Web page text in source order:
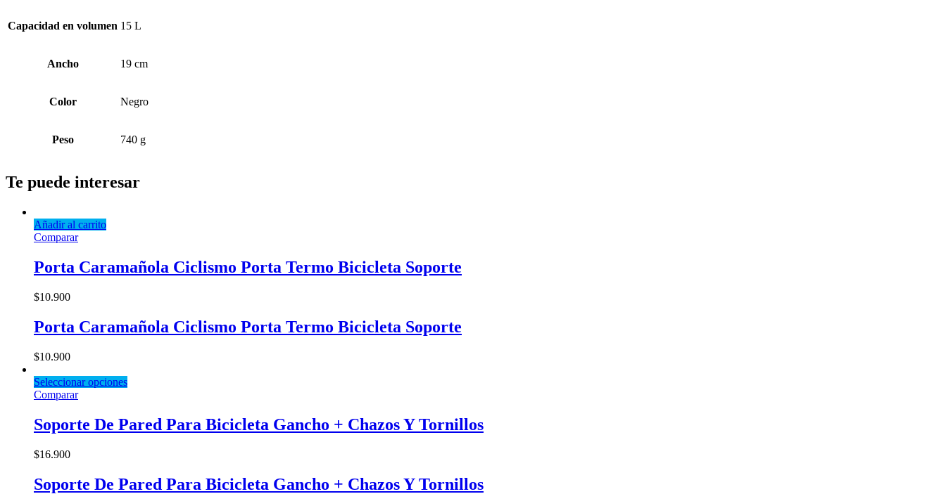
Capacidad en volumen 15 L
Ancho 19 cm
Color Negro
Peso 740 g
Te puede interesar
Añadir al carrito
Comparar
Porta Caramañola Ciclismo Porta Termo Bicicleta Soporte
$10.900
Porta Caramañola Ciclismo Porta Termo Bicicleta Soporte
$10.900
Seleccionar opciones
Comparar
Soporte De Pared Para Bicicleta Gancho + Chazos Y Tornillos
$16.900
Soporte De Pared Para Bicicleta Gancho + Chazos Y Tornillos